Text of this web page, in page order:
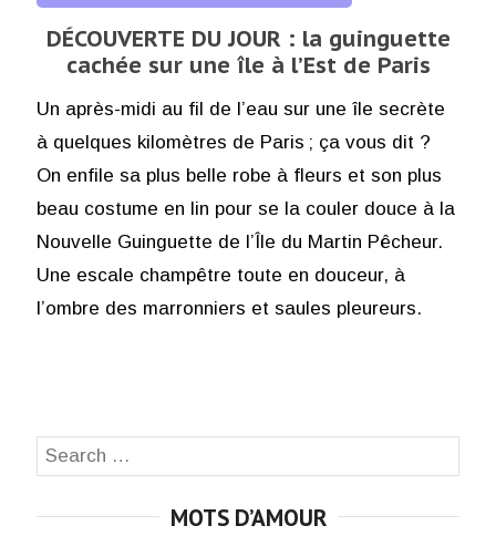
DÉCOUVERTE DU JOUR : la guinguette
cachée sur une île à l’Est de Paris
Un après-midi au fil de l’eau sur une île secrète
à quelques kilomètres de Paris ; ça vous dit ?
On enfile sa plus belle robe à fleurs et son plus
beau costume en lin pour se la couler douce à la
Nouvelle Guinguette de l’Île du Martin Pêcheur.
Une escale champêtre toute en douceur, à
l’ombre des marronniers et saules pleureurs.
Search
MOTS D’AMOUR